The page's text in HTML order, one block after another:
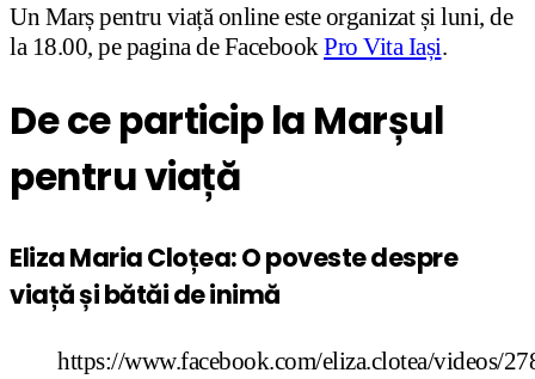
Un Marș pentru viață online este organizat și luni, de
la 18.00, pe pagina de Facebook Pro Vita Iași.
De ce particip la Marșul
pentru viață
Eliza Maria Cloțea: O poveste despre
viață și bătăi de inimă
https://www.facebook.com/eliza.clotea/videos/